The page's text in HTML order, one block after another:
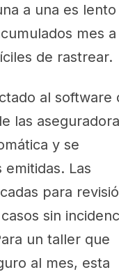
a una es
mes a
de rastrear.
al software
las
y se
Las
para
sin
un taller que
al mes, esta